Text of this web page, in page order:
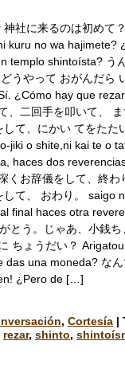
社に来るのは初めて
kuru no wa hajimete?
templo shintoísta? う
うやって おがんだら
¿Cómo hay que
、二回手を叩いて、
て、にかい てをたた
jiki o shite,ni kai te o
haces dos
くお辞儀をして、終わ
して、 おわり。 saigo
final haces otra
とう。じゃあ、小銭ち
ちょうだい？
una moneda? なん
¿Pero de […]
, Cortesía |
rezar, shinto,